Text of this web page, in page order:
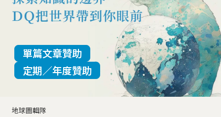
地球圖輯隊
單篇文章贊助
定期／年度贊助